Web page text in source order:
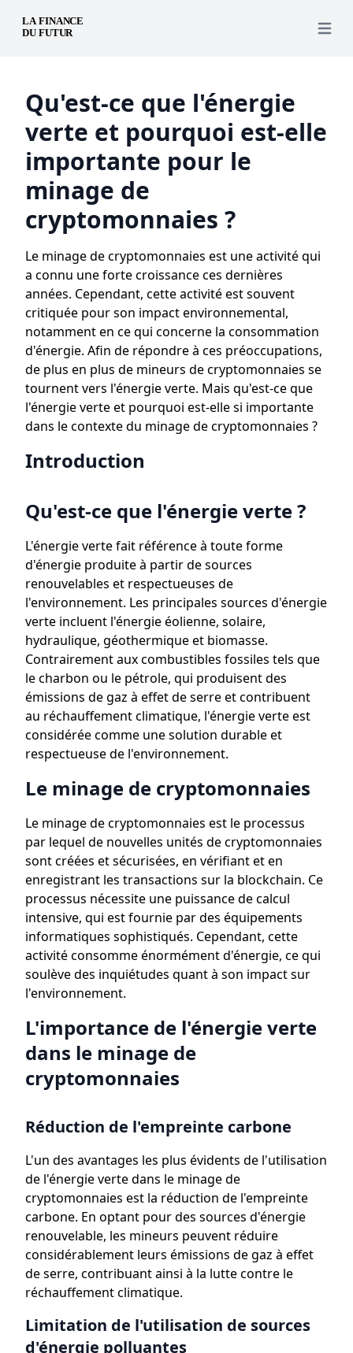
Open
Qu'est-ce que l'énergie
verte et pourquoi est-elle
importante pour le
minage de
cryptomonnaies ?
Le minage de cryptomonnaies est une activité qui
a connu une forte croissance ces dernières
années. Cependant, cette activité est souvent
critiquée pour son impact environnemental,
notamment en ce qui concerne la consommation
d'énergie. Afin de répondre à ces préoccupations,
de plus en plus de mineurs de cryptomonnaies se
tournent vers l'énergie verte. Mais qu'est-ce que
l'énergie verte et pourquoi est-elle si importante
dans le contexte du minage de cryptomonnaies ?
Introduction
Qu'est-ce que l'énergie verte ?
L'énergie verte fait référence à toute forme
d'énergie produite à partir de sources
renouvelables et respectueuses de
l'environnement. Les principales sources d'énergie
verte incluent l'énergie éolienne, solaire,
hydraulique, géothermique et biomasse.
Contrairement aux combustibles fossiles tels que
le charbon ou le pétrole, qui produisent des
émissions de gaz à effet de serre et contribuent
au réchauffement climatique, l'énergie verte est
considérée comme une solution durable et
respectueuse de l'environnement.
Le minage de cryptomonnaies
Le minage de cryptomonnaies est le processus
par lequel de nouvelles unités de cryptomonnaies
sont créées et sécurisées, en vérifiant et en
enregistrant les transactions sur la blockchain. Ce
processus nécessite une puissance de calcul
intensive, qui est fournie par des équipements
informatiques sophistiqués. Cependant, cette
activité consomme énormément d'énergie, ce qui
soulève des inquiétudes quant à son impact sur
l'environnement.
L'importance de l'énergie verte
dans le minage de
cryptomonnaies
Réduction de l'empreinte carbone
L'un des avantages les plus évidents de l'utilisation
de l'énergie verte dans le minage de
cryptomonnaies est la réduction de l'empreinte
carbone. En optant pour des sources d'énergie
renouvelable, les mineurs peuvent réduire
considérablement leurs émissions de gaz à effet
de serre, contribuant ainsi à la lutte contre le
réchauffement climatique.
Limitation de l'utilisation de sources
d'énergie polluantes